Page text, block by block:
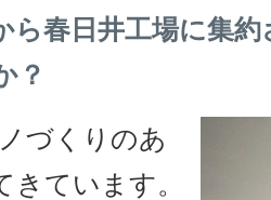
ら春日井工場に集
？
づくりのあ
きています。